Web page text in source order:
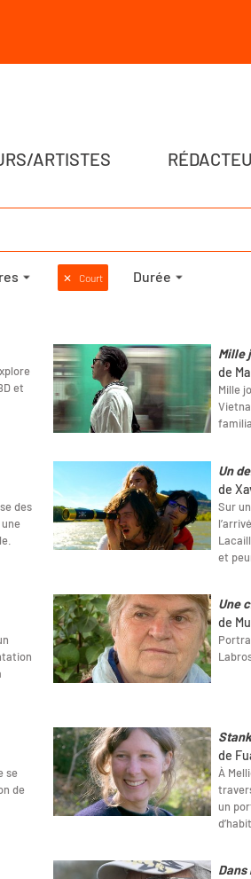
ARTISTES
✕ Court Durée
et
Mille
de
Mille
des
Un
de
Sur
et
Une
de
se
de
Stank
de
À
un
Dans